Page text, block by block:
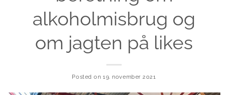
alkoholmisbrug og
om jagten på likes
Posted on19. november 2021